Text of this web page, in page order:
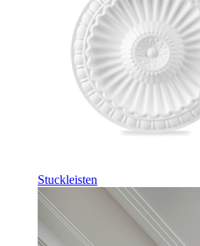
Stuckleisten